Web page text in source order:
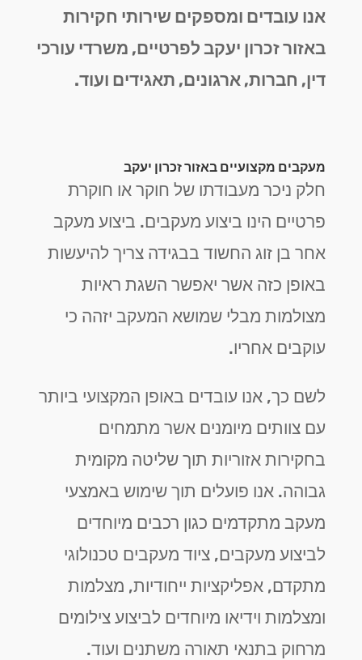
אנו עובדים ומספקים שירותי חקירות
באזור זכרון יעקב לפרטיים, משרדי עורכי
דין, חברות, ארגונים, תאגידים ועוד.
מעקבים מקצועיים באזור זכרון יעקב
חלק ניכר מעבודתו של חוקר או חוקרת
פרטיים הינו ביצוע מעקבים. ביצוע מעקב
אחר בן זוג החשוד בבגידה צריך להיעשות
באופן כזה אשר יאפשר השגת ראיות
מצולמות מבלי שמושא המעקב יזהה כי
עוקבים אחריו.
לשם כך, אנו עובדים באופן המקצועי ביותר
עם צוותים מיומנים אשר מתמחים
בחקירות אזוריות תוך שליטה מקומית
גבוהה. אנו פועלים תוך שימוש באמצעי
מעקב מתקדמים כגון רכבים מיוחדים
לביצוע מעקבים, ציוד מעקבים טכנולוגי
מתקדם, אפליקציות ייחודיות, מצלמות
ומצלמות וידיאו מיוחדים לביצוע צילומים
מרחוק בתנאי תאורה משתנים ועוד.